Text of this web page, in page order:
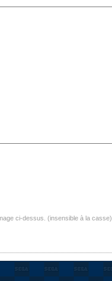
ci-dessus. (insensible à la casse)